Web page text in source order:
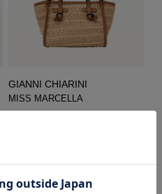
GIANNI CHIARINI
MISS MARCELLA
SOLD OUT